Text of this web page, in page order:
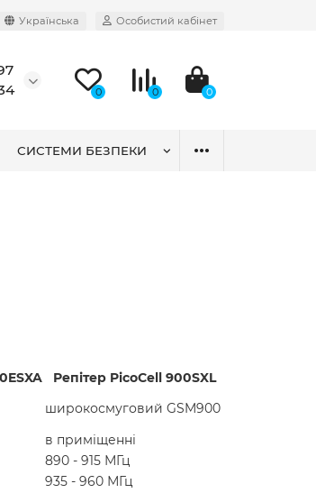
Українська Особистий кабінет
0 0 0
СИСТЕМИ БЕЗПЕКИ
Репітер PicoCell 900SXL
широкосмуговий GSM900
в приміщенні
890 - 915 МГц
935 - 960 МГц